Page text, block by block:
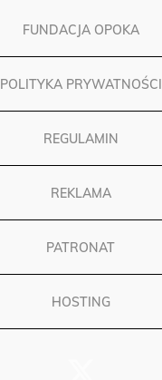
FUNDACJA OPOKA
POLITYKA PRYWATNOŚCI
REGULAMIN
REKLAMA
PATRONAT
HOSTING